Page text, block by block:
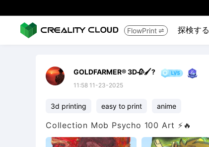
FlowPrint  探検する
GOLDFARMER® 3D🥀🖌️?
11:58 11-23-2025
3d printing easy to print anime
Collection Mob Psycho 100 Art ⚡🔥